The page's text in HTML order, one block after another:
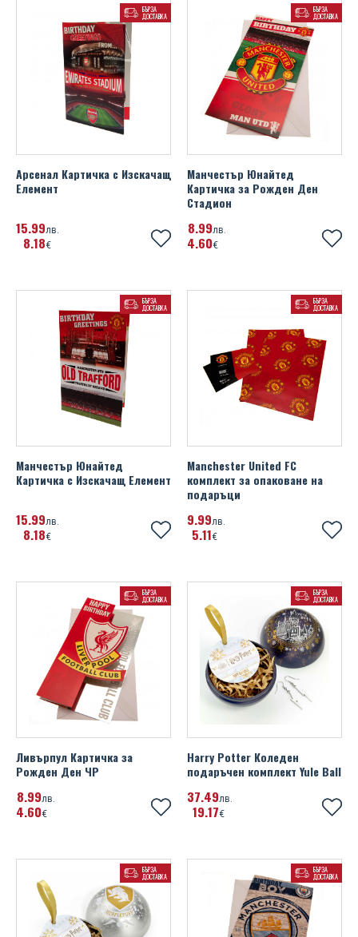
БЪРЗА
ДОСТАВКА
Арсенал Картичка с Изскачащ
Елемент
15 99лв.
8 18€
БЪРЗА
ДОСТАВКА
Манчестър Юнайтед
Картичка за Рожден Ден
Стадион
8 99лв.
4 60€
БЪРЗА
ДОСТАВКА
Манчестър Юнайтед
Картичка с Изскачащ Елемент
15 99лв.
8 18€
БЪРЗА
ДОСТАВКА
Manchester United FC
комплект за опаковане на
подаръци
9 99лв.
5 11€
БЪРЗА
ДОСТАВКА
Ливърпул Картичка за
Рожден Ден ЧР
8 99лв.
4 60€
БЪРЗА
ДОСТАВКА
Harry Potter Коледен
подаръчен комплект Yule Ball
37 49лв.
19 17€
БЪРЗА
ДОСТАВКА
БЪРЗА
ДОСТАВКА